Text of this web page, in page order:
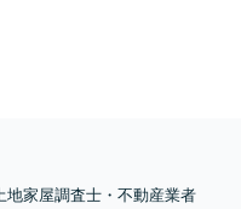
地家屋調査士・不動産業者